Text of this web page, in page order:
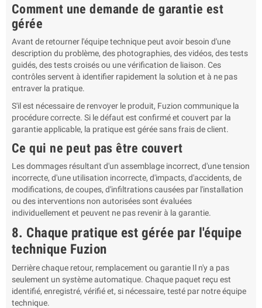
Comment une demande de garantie est
gérée
Avant de retourner l'équipe technique peut avoir besoin d'une
description du problème, des photographies, des vidéos, des tests
guidés, des tests croisés ou une vérification de liaison. Ces
contrôles servent à identifier rapidement la solution et à ne pas
entraver la pratique.
S'il est nécessaire de renvoyer le produit, Fuzion communique la
procédure correcte. Si le défaut est confirmé et couvert par la
garantie applicable, la pratique est gérée sans frais de client.
Ce qui ne peut pas être couvert
Les dommages résultant d'un assemblage incorrect, d'une tension
incorrecte, d'une utilisation incorrecte, d'impacts, d'accidents, de
modifications, de coupes, d'infiltrations causées par l'installation
ou des interventions non autorisées sont évaluées
individuellement et peuvent ne pas revenir à la garantie.
8. Chaque pratique est gérée par l'équipe
technique Fuzion
Derrière chaque retour, remplacement ou garantie Il n'y a pas
seulement un système automatique. Chaque paquet reçu est
identifié, enregistré, vérifié et, si nécessaire, testé par notre équipe
technique.